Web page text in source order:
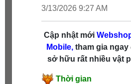
3/13/2026 9:27 AM
Cập nhật mới
Mobile,tham gia ngay
sở hữu rất nhiều vật
Thời gian